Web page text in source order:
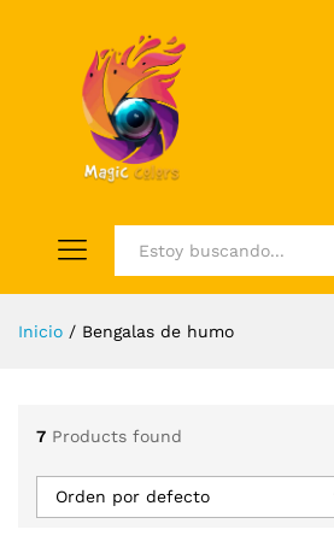
Inicio / Bengalas de humo
7 Products found
Orden por defecto